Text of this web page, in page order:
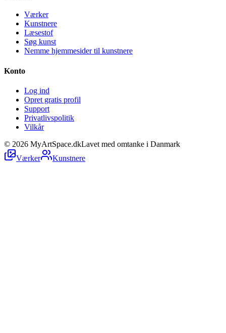
Værker
Kunstnere
Læsestof
Søg kunst
Nemme hjemmesider til kunstnere
Konto
Log ind
Opret gratis profil
Support
Privatlivspolitik
Vilkår
© 2026 MyArtSpace.dkLavet med omtanke i Danmark
Værker
Kunstnere